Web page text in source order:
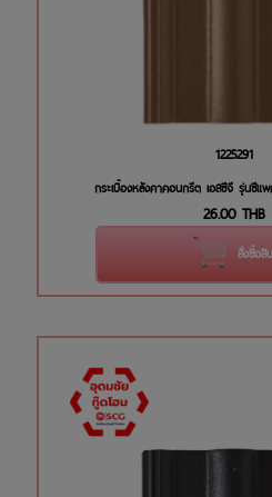
1225291
กระเบื้องหลังคาคอนกรีต เอสซีจี รุ่นซี
26.00 THB
สั่งซื้อสิ